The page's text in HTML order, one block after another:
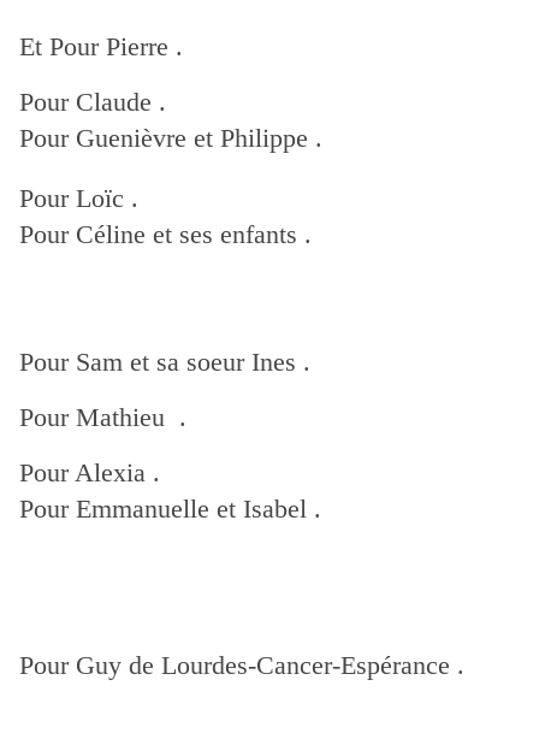
Et Pour Pierre .
Pour Claude .
Pour Guenièvre et Philippe .
Pour Loïc .
Pour Céline et ses enfants .
Pour Sam et sa soeur Ines .
Pour Mathieu .
Pour Alexia .
Pour Emmanuelle et Isabel .
Pour Guy de Lourdes-Cancer-Espérance .